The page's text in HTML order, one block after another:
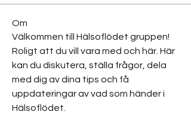
Om
Välkommen till Hälsoflödet gruppen!
Roligt att du vill vara med och här. Här
kan du diskutera, ställa frågor, dela
med dig av dina tips och få
uppdateringar av vad som händer i
Hälsoflödet.